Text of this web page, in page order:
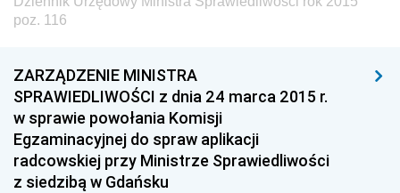
z 23 grudnia 2015 pozycje 247-251
z 22 grudnia 2015 pozycja 246
z 18 grudnia 2015 pozycja 245
z 16 grudnia 2015 pozycja 244
poz. 116
ZARZĄDZENIE MINISTRA
SPRAWIEDLIWOŚCI z dnia 24 marca 2015 r.
w sprawie powołania Komisji
Egzaminacyjnej do spraw aplikacji
radcowskiej przy Ministrze Sprawiedliwości
z siedzibą w Gdańsku